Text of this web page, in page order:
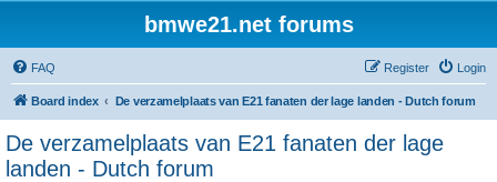
bmwe21.net forums
FAQ Login
Register
Board index De verzamelplaats van E21 fanaten der lage landen - Dutch forum
De verzamelplaats van E21 fanaten der lage
landen - Dutch forum